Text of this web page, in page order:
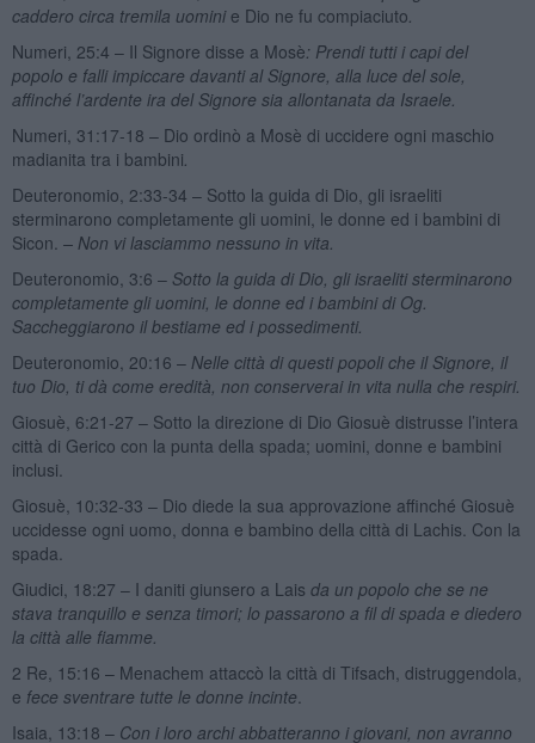
caddero circa tremila uomini e Dio ne fu compiaciuto
Numeri, 25:4 – Il Signore disse a Mosè: Prendi tutti i capi del
popolo e falli impiccare davanti al Signore, alla luce del sole,
affinché l’ardente ira del Signore sia allontanata da Israele.
Numeri, 31:17-18 – Dio ordinò a Mosè di uccidere ogni maschio
madianita tra i bambini
Deuteronomio, 2:33-34 – Sotto la guida di Dio, gli israeliti
sterminarono completamente gli uomini, le donne ed i bambini di
Sicon. – Non vi lasciammo nessuno in vita.
Deuteronomio, 3:6 – Sotto la guida di Dio, gli israeliti sterminarono
completamente gli uomini, le donne ed i bambini di Og.
Saccheggiarono il bestiame ed i possedimenti.
Deuteronomio, 20:16 – Nelle città di questi popoli che il Signore, il
tuo Dio, ti dà come eredità, non conserverai in vita nulla che respiri.
Giosuè, 6:21-27 – Sotto la direzione di Dio Giosuè distrusse l’intera
città di Gerico con la punta della spada; uomini, donne e bambini
inclusi.
Giosuè, 10:32-33 – Dio diede la sua approvazione affinché Giosuè
uccidesse ogni uomo, donna e bambino della città di Lachis. Con la
spada.
Giudici, 18:27 – I daniti giunsero a Lais da un popolo che se ne
stava tranquillo e senza timori; lo passarono a fil di spada e diedero
la città alle fiamme.
2 Re, 15:16 – Menachem attaccò la città di Tifsach, distruggendola,
e fece sventrare tutte le donne incinte
Isaia, 13:18 – Con i loro archi abbatteranno i giovani, non avranno